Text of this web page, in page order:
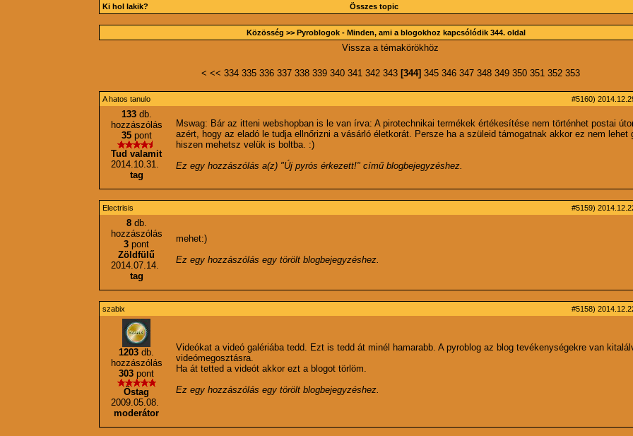
Ki hol lakik? Összes topic
Közösség >> Pyroblogok - Minden, ami a blogokhoz kapcsólódik 344. oldal
Vissza a témakörökhöz
< << 334 335 336 337 338 339 340 341 342 343 [344] 345 346 347 348 349 350 351 352 353
A hatos tanulo #5160)
133db.
hozzászólás
35pont
Tud valamit
2014.10.31.
tag
Mswag: Bár az itteni webshopban is le van írva: A pirotechnikai termékek értékesítése nem történhet postai
azért, hogy az eladó le tudja ellnőrizni a vásárló életkorát. Persze ha a szüleid támogatnak akkor ez nem lehet
hiszen mehetsz velük is boltba. :)
Ez egy hozzászólás a(z) "Új pyrós érkezett!" című blogbejegyzéshez.
Electrisis #5159)
8db.
hozzászólás
3 pont
Zöldfülű
2014.07.14.
tag
mehet:)
Ez egy hozzászólás egy törölt blogbejegyzéshez.
szabix #5158)
1203 db.
hozzászólás
303 pont
Őstag
2009.05.08.
moderátor
Videókat a videó galériába tedd. Ezt is tedd át minél hamarabb. A pyroblog az blog tevékenységekre van
videómegosztásra.
Ha át tetted a videót akkor ezt a blogot törlöm.
Ez egy hozzászólás egy törölt blogbejegyzéshez.